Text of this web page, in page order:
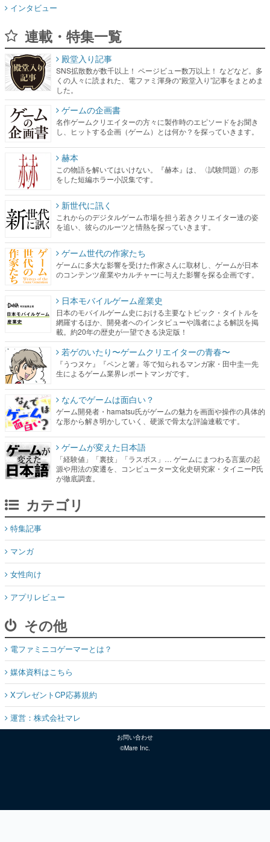
インタビュー
連載・特集一覧
殿堂入り記事
SNS拡散数が数千以上！ ページビュー数万以上！ などなど。多
くの人々に読まれた、電ファミ渾身の“殿堂入り”記事をまとめま
した。
ゲームの企画書
名作ゲームクリエイターの方々に製作時のエピソードをお聞き
し、ヒットする企画（ゲーム）とは何か？を探っていきます。
赫本
この物語を解いてはいけない。『赫本』は、〈試験問題〉の形
をした短編ホラー小説集です。
新世代に訊く
これからのデジタルゲーム市場を担う若きクリエイター達の姿
を追い、彼らのルーツと情熱を探っていきます。
ゲーム世代の作家たち
ゲームに多大な影響を受けた作家さんに取材し、ゲームが日本
のコンテンツ産業やカルチャーに与えた影響を探る企画です。
日本モバイルゲーム産業史
日本のモバイルゲーム史における主要なトピック・タイトルを
網羅するほか、開発者へのインタビューや識者による解説を掲
載。約20年の歴史が一望できる決定版！
若ゲのいたり〜ゲームクリエイターの青春〜
『うつヌケ』『ペンと箸』等で知られるマンガ家・田中圭一先
生によるゲーム業界レポートマンガです。
なんでゲームは面白い？
ゲーム開発者・hamatsu氏がゲームの魅力を画面や操作の具体的
な形から解き明かしていく、硬派で骨太な評論連載です。
ゲームが変えた日本語
「経験値」「裏技」「ラスボス」… ゲームにまつわる言葉の起
源や用法の変遷を、コンピューター文化史研究家・タイニーP氏
が徹底調査。
カテゴリ
特集記事
マンガ
女性向け
アプリレビュー
その他
電ファミニコゲーマーとは？
媒体資料はこちら
XプレゼントCP応募規約
運営：株式会社マレ
お問い合わせ
©Mare Inc.